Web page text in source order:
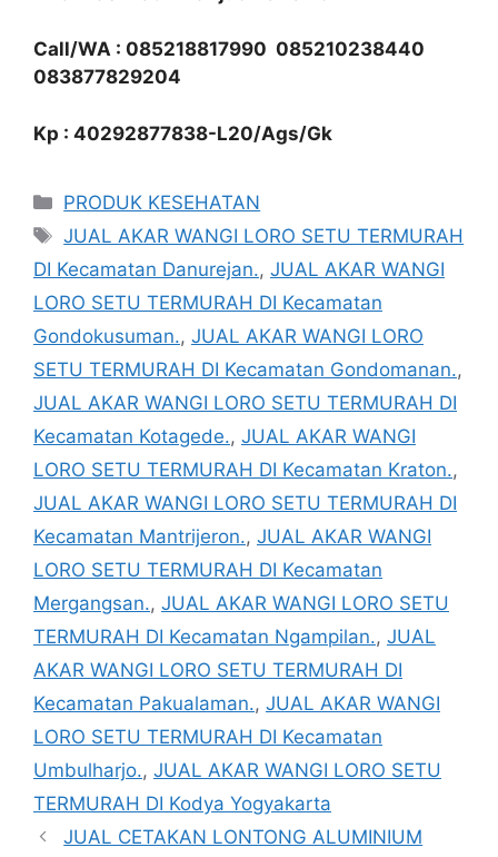
Call/WA : 085218817990 085210238440
083877829204
Kp : 40292877838-L20/Ags/Gk
Kategori
PRODUK KESEHATAN
Tag
JUAL AKAR WANGI LORO SETU TERMURAH
DI Kecamatan Danurejan., JUAL AKAR WANGI
LORO SETU TERMURAH DI Kecamatan
Gondokusuman., JUAL AKAR WANGI LORO
SETU TERMURAH DI Kecamatan Gondomanan.,
JUAL AKAR WANGI LORO SETU TERMURAH DI
Kecamatan Kotagede., JUAL AKAR WANGI
LORO SETU TERMURAH DI Kecamatan Kraton.,
JUAL AKAR WANGI LORO SETU TERMURAH DI
Kecamatan Mantrijeron., JUAL AKAR WANGI
LORO SETU TERMURAH DI Kecamatan
Mergangsan., JUAL AKAR WANGI LORO SETU
TERMURAH DI Kecamatan Ngampilan., JUAL
AKAR WANGI LORO SETU TERMURAH DI
Kecamatan Pakualaman., JUAL AKAR WANGI
LORO SETU TERMURAH DI Kecamatan
Umbulharjo., JUAL AKAR WANGI LORO SETU
TERMURAH DI Kodya Yogyakarta
JUAL CETAKAN LONTONG ALUMINIUM